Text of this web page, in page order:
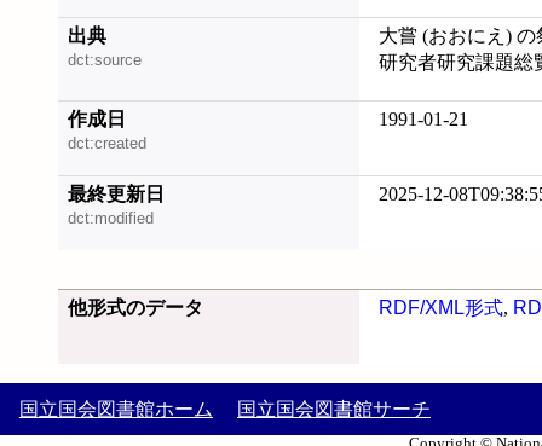
出典
dct:source
大嘗 (おおにえ) の
研究者研究課題総
作成日
dct:created
1991-01-21
最終更新日
dct:modified
2025-12-
他形式のデータ RDF/XML形式,
国立国会図書館ホーム 国立国会図書館サーチ